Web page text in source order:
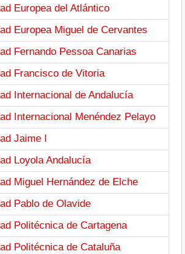
Europea del Atlántico
Europea Miguel de Cervantes
Fernando Pessoa Canarias
Francisco de Vitoria
Internacional de Andalucía
Internacional Menéndez Pelayo
Jaime I
Loyola Andalucía
Miguel Hernández de Elche
Pablo de Olavide
Politécnica de Cartagena
Politécnica de Cataluña